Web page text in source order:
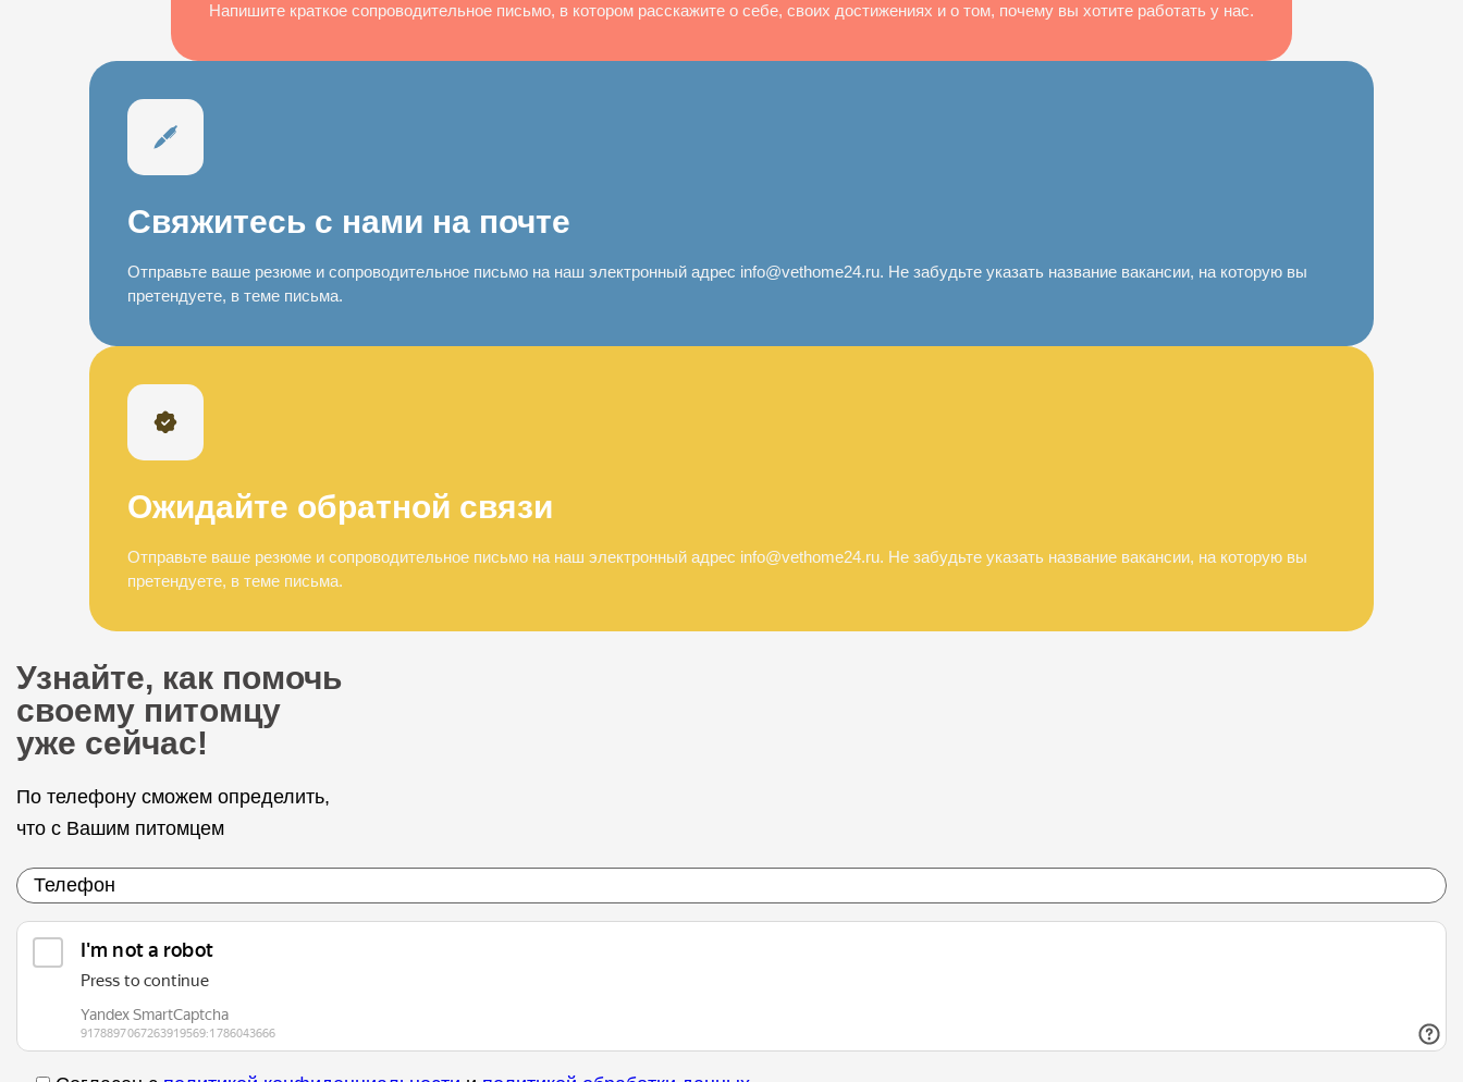
Напишите краткое сопроводительное письмо, в котором расскажите о себе, своих достижениях и о том, почему вы хотите работать у нас.
Свяжитесь с нами на почте
Отправьте ваше резюме и сопроводительное письмо на наш электронный адрес info@vethome24.ru. Не забудьте указать название вакансии, на которую вы
претендуете, в теме письма.
Ожидайте обратной связи
Отправьте ваше резюме и сопроводительное письмо на наш электронный адрес info@vethome24.ru. Не забудьте указать название вакансии, на которую вы
претендуете, в теме письма.
Узнайте, как помочь
своему питомцу
уже сейчас!
По телефону сможем определить,
что с Вашим питомцем